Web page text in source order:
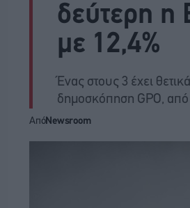
δεύτερη η
με 12,4%
Ένας στους 3 έχει
δημοσκόπηση GPO,
ΑπόNewsroom